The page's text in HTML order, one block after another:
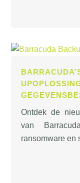
Ontdek de
van
ransomware en